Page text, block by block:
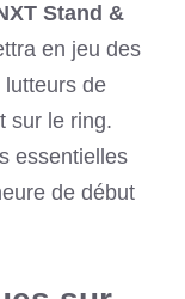
Stand &
en jeu des
de
sur le ring.
essentielles
de début